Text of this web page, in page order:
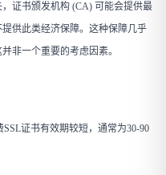
证书颁发机构 (CA) 可能会提供最
供此类经济保障。这种保障几乎
非一个重要的考虑因素。
SSL证书有效期较短，通常为30-90